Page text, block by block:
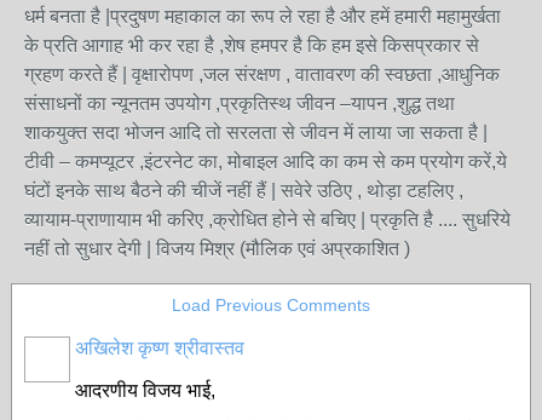
धर्म बनता है |प्रदुषण महाकाल का रूप ले रहा है और हमें हमारी महामुर्खता
के प्रति आगाह भी कर रहा है ,शेष हमपर है कि हम इसे किसप्रकार से
ग्रहण करते हैं | वृक्षारोपण ,जल संरक्षण , वातावरण की स्वछता ,आधुनिक
संसाधनों का न्यूनतम उपयोग ,प्रकृतिस्थ जीवन –यापन ,शुद्ध तथा
शाकयुक्त सदा भोजन आदि तो सरलता से जीवन में लाया जा सकता है |
टीवी – कमप्यूटर ,इंटरनेट का, मोबाइल आदि का कम से कम प्रयोग करें,ये
घंटों इनके साथ बैठने की चीजें नहीं हैं | सवेरे उठिए , थोड़ा टहलिए ,
व्यायाम-प्राणायाम भी करिए ,क्रोधित होने से बचिए | प्रकृति है .... सुधरिये
नहीं तो सुधार देगी | विजय मिश्र (मौलिक एवं अप्रकाशित )
Load Previous Comments
अखिलेश कृष्ण श्रीवास्तव
आदरणीय विजय भाई,